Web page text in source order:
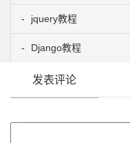
jquery教程
Django教程
发表评论